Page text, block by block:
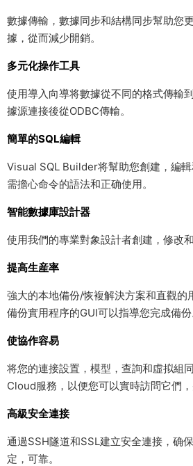
數據傳輸，數據同步和結構同步幫助您
據，從而減少開銷。
多元化操作工具
使用導入向導将數據從不同的格式傳輸
據源連接後從ODBC傳輸。
簡單的SQL編輯
Visual SQL Builder将幫助您創建，編
需擔心命令的語法和正确使用。
智能數據庫設計器
使用我們的專業對象設計者創建，修改
提高生産率
強大的本地備份/恢複解決方案和直觀
備份實用程序的GUI可以指導您完成備份
使協作容易
将您的連接設置，模型，查詢和虛拟組
Cloud服務，以便您可以實時訪問它們，
高級安全連接
通過SSH隧道和SSL建立安全連接，确
定，可靠。